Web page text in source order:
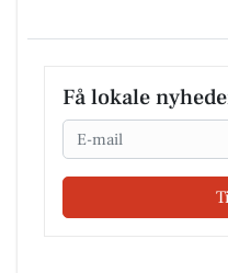
Få lokale
Email